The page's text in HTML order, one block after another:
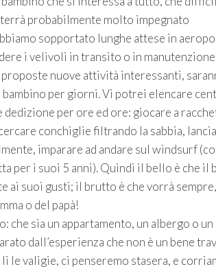
probabilmente molto impegnato
sopportato lunghe attese in
i velivoli in transito o in
nuove attività interessanti,
per giorni. Vi potrei elencare
per ore ed ore: giocare a
conchiglie filtrando la sabbia,
imparare ad andare sul windsurf
per i suoi 5 anni). Quindi il bello è che il
ai suoi gusti; il brutto è che vorrà
o del papà!
sia un appartamento, un albergo o un
dall’esperienza che non è un bene
le valigie, ci penseremo stasera, e